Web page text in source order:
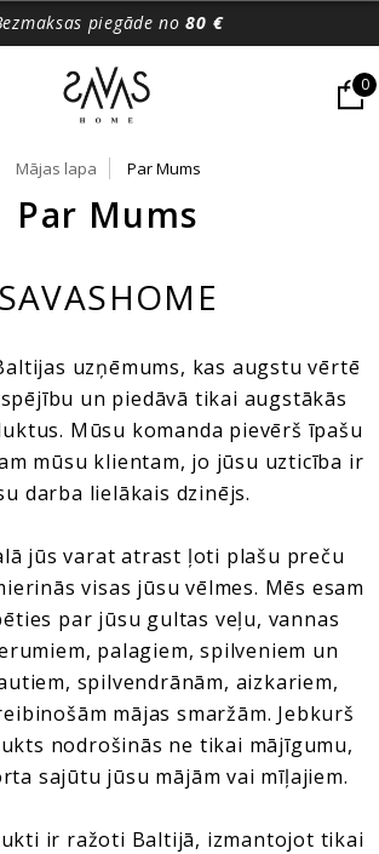
piegāde no80 €
0
Mājas lapa Par Mums
Par Mums
SAVASHOME
uzņēmums, kas augstu vērtē
un piedāvā tikai augstākās
Mūsu komanda pievērš īpašu
mūsu klientam, jo ​​jūsu uzticība ir
darba lielākais dzinējs.
jūs varat atrast ļoti plašu preču
visas jūsu vēlmes. Mēs esam
par jūsu gultas veļu, vannas
palagiem, spilveniem un
spilvendrānām, aizkariem,
mājas smaržām. Jebkurš
nodrošinās ne tikai mājīgumu,
sajūtu jūsu mājām vai mīļajiem.
ir ražoti Baltijā, izmantojot tikai